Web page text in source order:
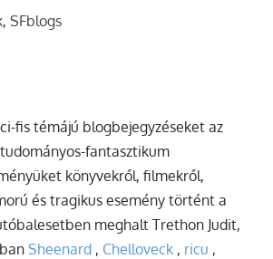
,SFblogs
fis témájú blogbejegyzéseket az
fantasztikum
könyvekről, filmekről,
és tragikus esemény történt a
meghalt Trethon Judit,
Sheenard , Chelloveck , ricu ,